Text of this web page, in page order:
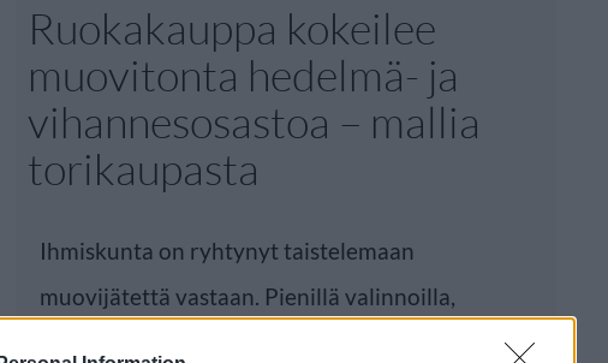
Ruokakauppa kokeilee
muovitonta hedelmä- ja
vihannesosastoa – mallia
torikaupasta
Ihmiskunta on ryhtynyt taistelemaan
muovijätettä vastaan. Pienillä valinnoilla,